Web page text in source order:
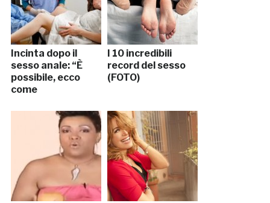
Incinta dopo il
sesso anale: “È
possibile, ecco
come
I 10 incredibili
record del sesso
(FOTO)